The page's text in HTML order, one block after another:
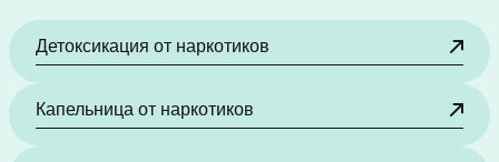
Детоксикация от наркотиков
Капельница от наркотиков